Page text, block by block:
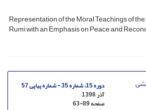
Representation of the Moral Teachings of
Rumi with an Emphasis on Peace and
دوره 15، شماره 35 - شماره پیاپی 57
آذر 1398
صفحه63-89